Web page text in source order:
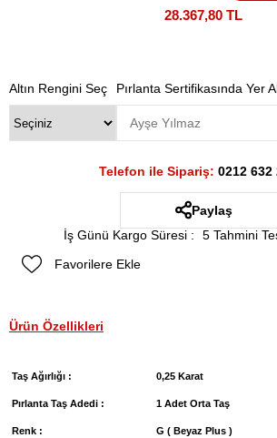
28.367,80 TL
Altın Rengini Seç Pırlanta Sertifikasında Yer
Telefon ile Sipariş: 0212 632
Paylaş
İş Günü Kargo Süresi :
5 Tahmini
Favorilere Ekle
Ürün Özellikleri
Taş Ağırlığı : 0,25 Karat
Pırlanta Taş Adedi : 1 Adet Orta Taş
Renk : G ( Beyaz Plus )